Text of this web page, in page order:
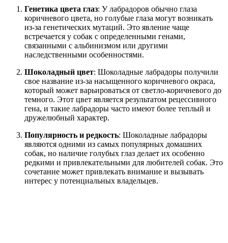
Генетика цвета глаз: У лабрадоров обычно глаза
коричневого цвета, но голубые глаза могут возникать
из-за генетических мутаций. Это явление чаще
встречается у собак с определенными генами,
связанными с альбинизмом или другими
наследственными особенностями.
Шоколадный цвет: Шоколадные лабрадоры получили
свое название из-за насыщенного коричневого окраса,
который может варьироваться от светло-коричневого до
темного. Этот цвет является результатом рецессивного
гена, и такие лабрадоры часто имеют более теплый и
дружелюбный характер.
Популярность и редкость: Шоколадные лабрадоры
являются одними из самых популярных домашних
собак, но наличие голубых глаз делает их особенно
редкими и привлекательными для любителей собак. Это
сочетание может привлекать внимание и вызывать
интерес у потенциальных владельцев.